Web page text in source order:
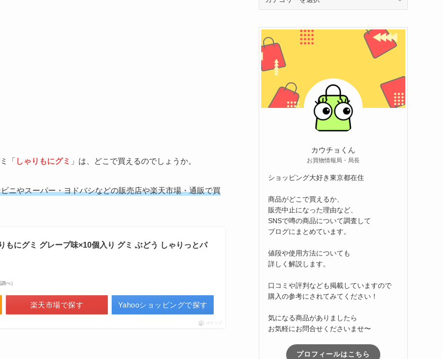
「 しゃりもにグミ 」は、どこで買えるのでしょうか。
ニやスーパー・ヨドバシなどの販売店や楽天市場・通販で買
もにグミ グレープ味×10個入り グミ ぶどう しゃりっとパ
べ）
楽天市場で探す Yahooショッピングで探す
ポチップ
リ
ー
カウチョくん
お買物情報局・局長
ショッピング大好き東京都在住
商品がどこで買えるか、
販売中止になった理由など、
SNSで噂の商品について調査して
ブログにまとめています。
値段や使用方法についても
詳しく解説します。
口コミや評判なども掲載していますので
購入の参考にされてみてください！
気になる商品がありましたら
お気軽にお問合せくださいませ〜
プロフィールはこちら